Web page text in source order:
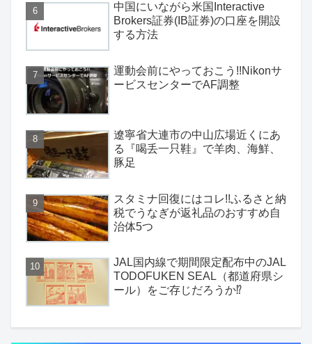
中国にいながら米国Interactive
Brokers証券(IB証券)の口座を開設
する方法
運動会前にやっておこう!!Nikonサ
ービスセンターでAF調整
遼寧省大連市の中山広場近くにあ
る『喝丢一只鞋』で羊肉、海鮮、
豚足
スタミナ回復にはコレ!!ふるさと納
税でうなぎが返礼品のおすすめ自
治体5つ
JAL国内線で期間限定配布中のJAL
TODOFUKEN SEAL（都道府県シ
ール）をご存じだろうか⁉